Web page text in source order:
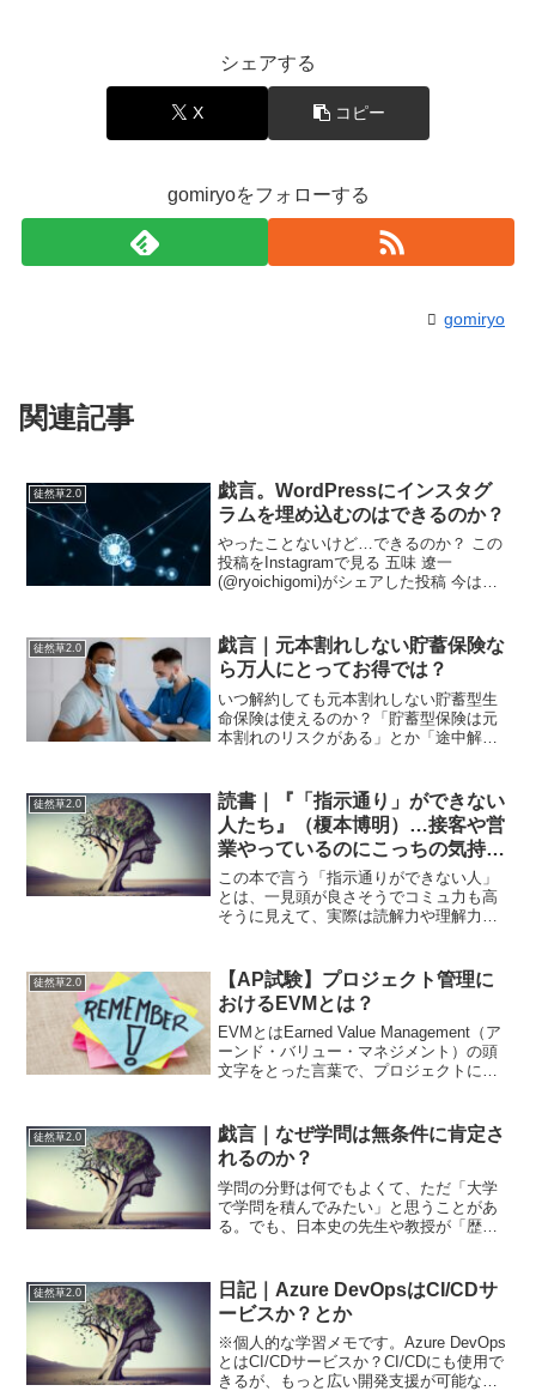
シェアする
X コピー
gomiryoをフォローする
gomiryo
関連記事
徒然草2.0
戯言。WordPressにインスタグ
ラムを埋め込むのはできるのか？
やったことないけど…できるのか？ この
投稿をInstagramで見る 五味 遼一
(@ryoichigomi)がシェアした投稿 今は亡
しよう。
徒然草2.0
戯言｜元本割れしない貯蓄保険な
ら万人にとってお得では？
いつ解約しても元本割れしない貯蓄型生
命保険は使えるのか？「貯蓄型保険は元
本割れのリスクがある」とか「途中解約
言葉です。正直なところ以前の私は「情
弱向けの金融商品」だと少...
徒然草2.0
読書｜『「指示通り」ができない
人たち』（榎本博明）…接客や営
業やっているのにこっちの気持ち
度外視ってあれ何なの？
この本で言う「指示通りができない人」
とは、一見頭が良さそうでコミュ力も高
そうに見えて、実際は読解力や理解力が
あまり関わらないのでイメージがわかな
い。ただ、やたらプッシュ...
徒然草2.0
【AP試験】プロジェクト管理に
おけるEVMとは？
EVMとはEarned Value Management（ア
ーンド・バリュー・マネジメント）の頭
文字をとった言葉で、プロジェクトにお
フォーマンスを測定する管理方法のこ
と...
徒然草2.0
戯言｜なぜ学問は無条件に肯定さ
れるのか？
学問の分野は何でもよくて、ただ「大学
で学問を積んでみたい」と思うことがあ
る。でも、日本史の先生や教授が「歴史
に触れるたびに、どこか引っかかる自分
がいる。その一方で、彼ら...
徒然草2.0
日記｜Azure DevOpsはCI/CDサ
ービスか？とか
※個人的な学習メモです。Azure DevOps
とはCI/CDサービスか？CI/CDにも使用で
きるが、もっと広い開発支援が可能なプ